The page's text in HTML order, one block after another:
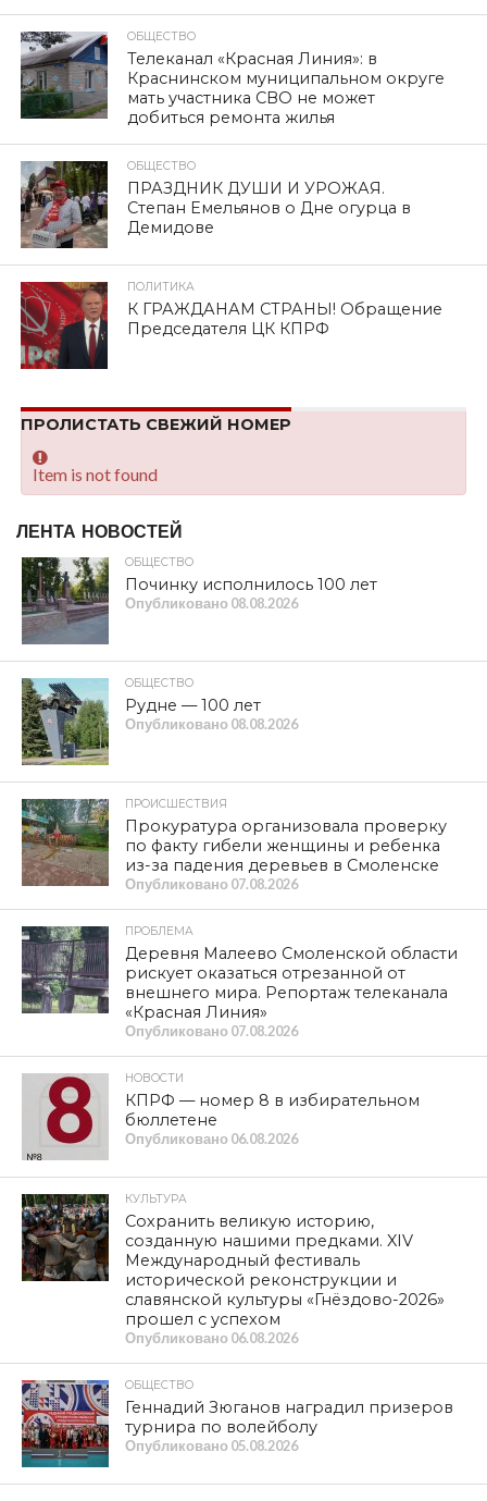
ОБЩЕСТВО
Телеканал «Красная Линия»: в
Краснинском муниципальном округе
мать участника СВО не может
добиться ремонта жилья
ОБЩЕСТВО
ПРАЗДНИК ДУШИ И УРОЖАЯ.
Степан Емельянов о Дне огурца в
Демидове
ПОЛИТИКА
К ГРАЖДАНАМ СТРАНЫ! Обращение
Председателя ЦК КПРФ
ПРОЛИСТАТЬ СВЕЖИЙ НОМЕР
Item is not found
ЛЕНТА НОВОСТЕЙ
ОБЩЕСТВО
Починку исполнилось 100 лет
Опубликовано 08.08.2026
ОБЩЕСТВО
Рудне — 100 лет
Опубликовано 08.08.2026
ПРОИСШЕСТВИЯ
Прокуратура организовала проверку
по факту гибели женщины и ребенка
из-за падения деревьев в Смоленске
Опубликовано 07.08.2026
ПРОБЛЕМА
Деревня Малеево Смоленской области
рискует оказаться отрезанной от
внешнего мира. Репортаж телеканала
«Красная Линия»
Опубликовано 07.08.2026
НОВОСТИ
КПРФ — номер 8 в избирательном
бюллетене
Опубликовано 06.08.2026
КУЛЬТУРА
Сохранить великую историю,
созданную нашими предками. XIV
Международный фестиваль
исторической реконструкции и
славянской культуры «Гнёздово-2026»
прошел с успехом
Опубликовано 06.08.2026
ОБЩЕСТВО
Геннадий Зюганов наградил призеров
турнира по волейболу
Опубликовано 05.08.2026